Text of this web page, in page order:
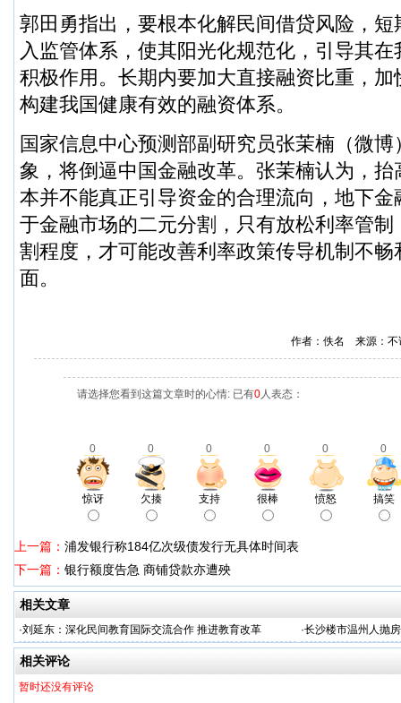
郭田勇指出，要根本化解民间借贷风险，
入监管体系，使其阳光化规范化，引导其
积极作用。长期内要加大直接融资比重，
构建我国健康有效的融资体系。
国家信息中心预测部副研究员张茉楠（微博
象，将倒逼中国金融改革。张茉楠认为，
本并不能真正引导资金的合理流向，地下
于金融市场的二元分割，只有放松利率管
割程度，才可能改善利率政策传导机制不
面。
作者：佚名 来源：
请选择您看到这篇文章时的心情: 已有0人表态：
0 0 0 0 0 0
惊讶 欠揍 支持 很棒 愤怒 搞笑
上一篇： 浦发银行称184亿次级债发行无具体时间表
下一篇： 银行额度告急 商铺贷款亦遭殃
相关文章
·刘延东：深化民间教育国际交流合作 推进教育改革 ·长沙楼市温州人抛
相关评论
暂时还没有评论